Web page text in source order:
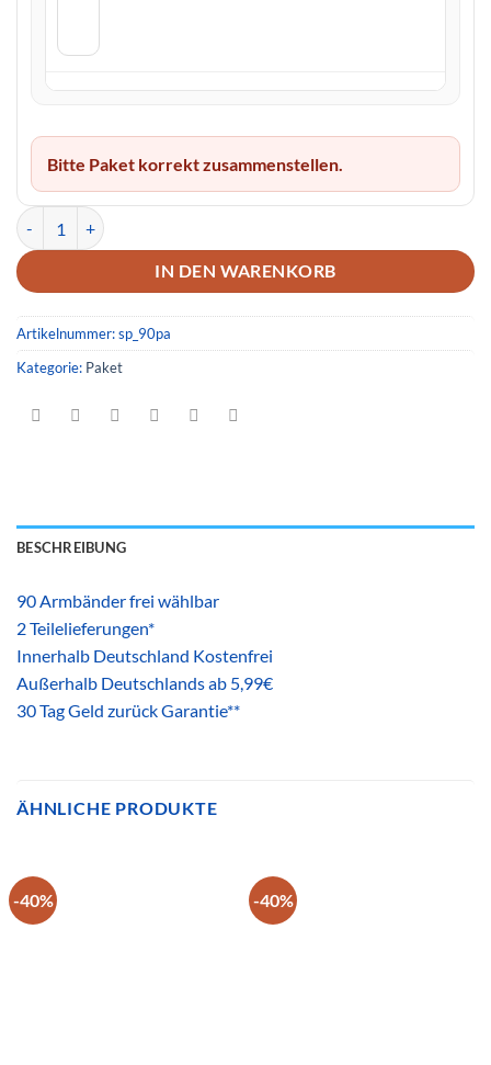
Bitte Paket korrekt zusammenstellen.
Sparpaket 90 Perlen Armbänder Menge
IN DEN WARENKORB
Artikelnummer:sp_90pa
Kategorie: Paket
BESCHREIBUNG
90 Armbänder frei wählbar
2 Teilelieferungen*
Innerhalb Deutschland Kostenfrei
Außerhalb Deutschlands ab 5,99€
30 Tag Geld zurück Garantie**
ÄHNLICHE PRODUKTE
-40% -40%